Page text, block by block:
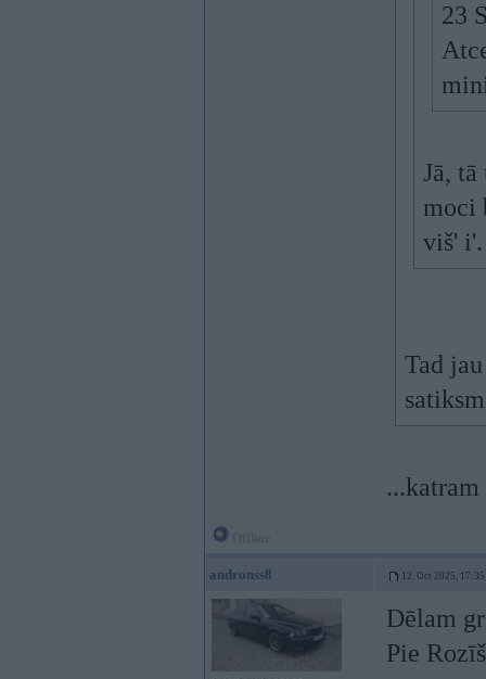
23
Jā,
moci
viš' i'.
Tad
andronss8 12. Oct 2025, 17:35
Dēlam
Pie